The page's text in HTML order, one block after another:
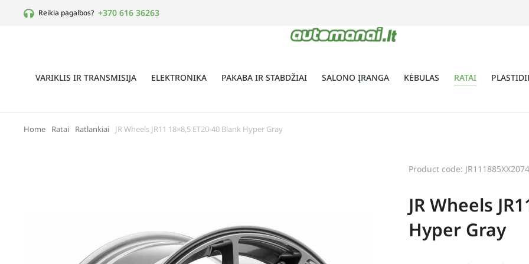
Reikia pagalbos? +370 616 36263
VARIKLIS IR TRANSMISIJA ELEKTRONIKA PAKABA IR STABDŽIAI SALONO ĮRANGA KĖBULAS RATAI
You are here:
Home Ratai Ratlankiai JR Wheels JR11 18×8,5 ET20-40 Blank Hyper Gray
Product code:
JR Wheels
Hyper Gray